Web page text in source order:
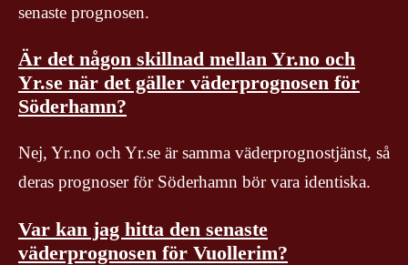
senaste prognosen.
Är det någon skillnad mellan Yr.no och
Yr.se när det gäller väderprognosen för
Söderhamn?
Nej, Yr.no och Yr.se är samma väderprognostjänst, så
deras prognoser för Söderhamn bör vara identiska.
Var kan jag hitta den senaste
väderprognosen för Vuollerim?